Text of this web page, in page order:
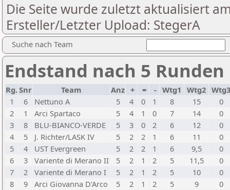
Die Seite wurde zuletzt aktualisiert
Ersteller/Letzter Upload: StegerA
Suche nach Team
Endstand nach 5 Runden
Rg.Snr Team Anz + = - Wtg1 Wtg2
1
6 Nettuno A 5 4 0 1 8 15
0
2
1 Arci Spartaco 5 4 1 0 7 14
0
3
8 BLU-BIANCO-VERDE 5 3 0 2 6 12
0
4
5 J. Richter/LASK IV 5 2 2 1 6 11
0
5
4 UST Evergreen 5 2 2 1 6 9,5
0
6
3 Variente di Merano II 5 2 1 2 5 11,5
0
7
2 Variente di Merano I 5 2 1 2 5 10
0
8
9 Arci Giovanna D'Arco 5 2 1 2 5 9
0